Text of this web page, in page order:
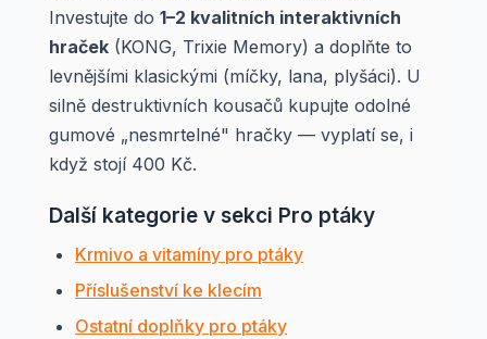
Investujte do 1–2 kvalitních interaktivních
hraček (KONG, Trixie Memory) a doplňte to
levnějšími klasickými (míčky, lana, plyšáci). U
silně destruktivních kousačů kupujte odolné
gumové „nesmrtelné" hračky — vyplatí se, i
když stojí 400 Kč.
Další kategorie v sekci Pro ptáky
Krmivo a vitamíny pro ptáky
Příslušenství ke klecím
Ostatní doplňky pro ptáky